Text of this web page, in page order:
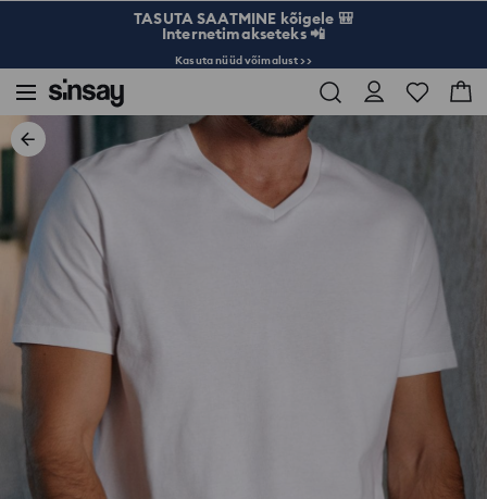
TASUTA SAATMINE kõigele 🎒
Internetimakseteks 📲
Kasuta nüüd võimalust >>